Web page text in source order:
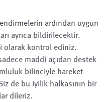
ardından uygun
ayrıca bildirilecektir.
olarak kontrol ediniz.
maddi açıdan destek
bilinciyle hareket
de bu iyilik halkasının bir
dileriz.